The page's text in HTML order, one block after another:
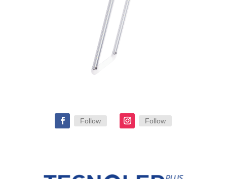
Follow Follow